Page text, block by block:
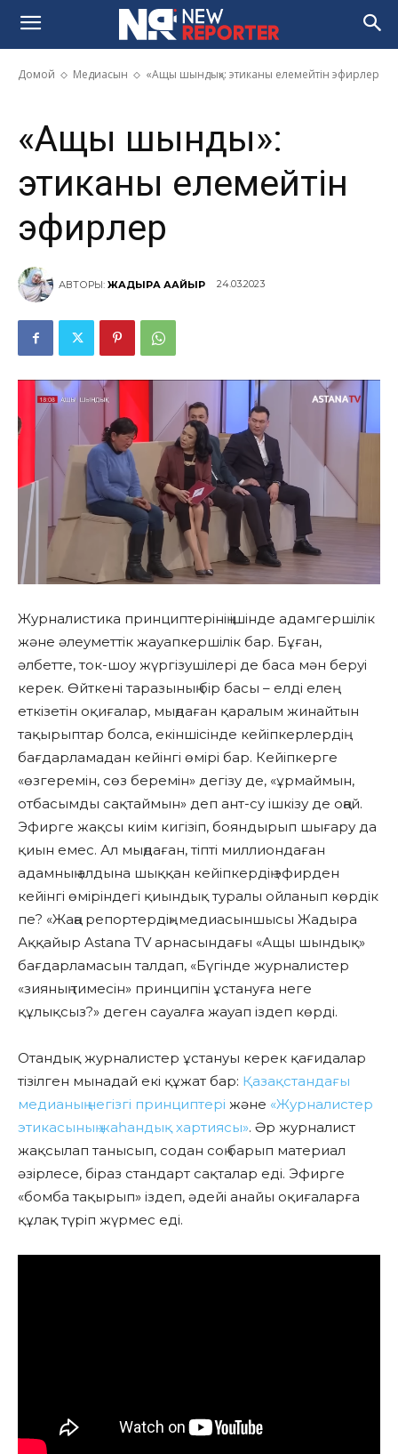
Домой Медиасын «Ащы шындық»: этиканы елемейтін эфирлер
«Ащы шындық»: этиканы
елемейтін эфирлер
«Ащы шындық»:
этиканы елемейтін
эфирлер
АВТОРЫ: ЖАДЫРА АҚҚАЙЫР 24.03.2023
Журналистика принциптерінің ішінде адамгершілік
және әлеуметтік жауапкершілік бар. Бұған,
әлбетте, ток-шоу жүргізушілері де баса мән беруі
керек. Өйткені таразының бір басы – елді елең
еткізетін оқиғалар, мыңдаған қаралым жинайтын
тақырыптар болса, екіншісінде кейіпкерлердің
бағдарламадан кейінгі өмірі бар. Кейіпкерге
«өзгеремін, сөз беремін» дегізу де, «ұрмаймын,
отбасымды сақтаймын» деп ант-су ішкізу де оңай.
Эфирге жақсы киім кигізіп, бояндырып шығару да
қиын емес. Ал мыңдаған, тіпті миллиондаған
адамның алдына шыққан кейіпкердің эфирден
кейінгі өміріндегі қиындық туралы ойланып көрдік
пе? «Жаңа репортердің» медиасыншысы Жадыра
Аққайыр Astana TV арнасындағы «Ащы шындық»
бағдарламасын талдап, «Бүгінде журналистер
«зияның тимесін» принципін ұстануға неге
құлықсыз?» деген сауалға жауап іздеп көрді.
Отандық журналистер ұстануы керек қағидалар
тізілген мынадай екі құжат бар: Қазақстандағы
медианың негізгі принциптері және «Журналистер
этикасының жаһандық хартиясы». Әр журналист
жақсылап танысып, содан соң барып материал
әзірлесе, біраз стандарт сақталар еді. Эфирге
«бомба тақырып» іздеп, әдейі анайы оқиғаларға
құлақ түріп жүрмес еді.